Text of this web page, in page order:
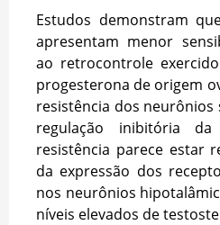
Estudos demonstram
apresentam menor
ao retrocontrole
progesterona de origem
resistência dos neurônios
regulação inibitória da
resistência parece estar
da expressão dos
nos neurônios
níveis elevados de